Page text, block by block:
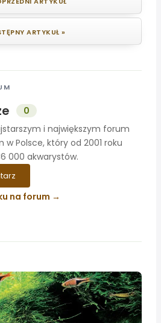
ARTYKUŁ »
0
i największym forum
Polsce, który od 2001 roku
000 akwarystów.
na forum